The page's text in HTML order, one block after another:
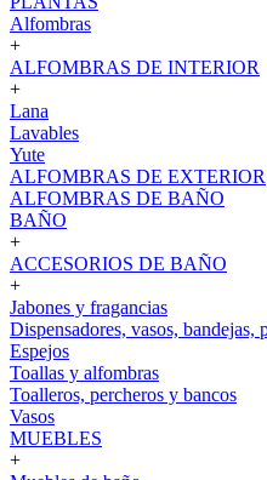
Alfombras
+
ALFOMBRAS DE INTERIOR
+
Lana
Lavables
Yute
ALFOMBRAS DE EXTERIOR
ALFOMBRAS DE BAÑO
BAÑO
+
ACCESORIOS DE BAÑO
+
Jabones y fragancias
Dispensadores, vasos, bandejas,
Espejos
Toallas y alfombras
Toalleros, percheros y bancos
Vasos
MUEBLES
+